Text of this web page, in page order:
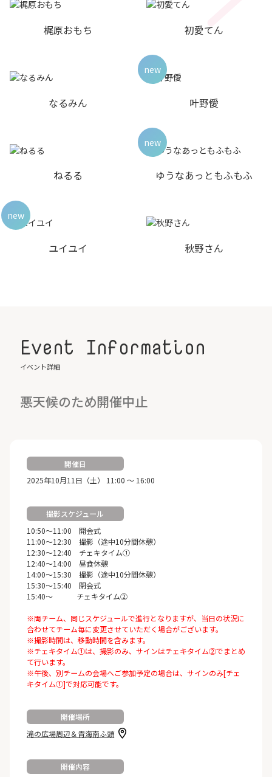
梶原おもち 初愛てん
なるみん 叶野僾
new
ねるる ゆうなあっともふもふ
new
ユイユイ
new
秋野さん
Event Information
イベント詳細
悪天候のため開催中止
開催日
2025年10月11日（土） 11:00 ～ 16:00
撮影スケジュール
10:50～11:00 開会式
11:00～12:30 撮影（途中10分間休憩）
12:30～12:40 チェキタイム①
12:40～14:00 昼食休憩
14:00～15:30 撮影（途中10分間休憩）
15:30～15:40 閉会式
15:40～ チェキタイム②
※両チーム、同じスケジュールで進行となりますが、当日の状況に
合わせてチーム毎に変更させていただく場合がございます。
※撮影時間は、移動時間を含みます。
※チェキタイム①は、撮影のみ、サインはチェキタイム②でまとめ
て行います。
※午後、別チームの会場へご参加予定の場合は、サインのみ[チェ
キタイム①]で対応可能です。
開催場所
滝の広場周辺＆青海南ふ頭
開催内容